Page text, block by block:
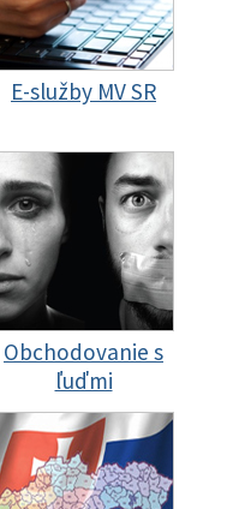
E-služby MV SR
Obchodovanie s
ľuďmi